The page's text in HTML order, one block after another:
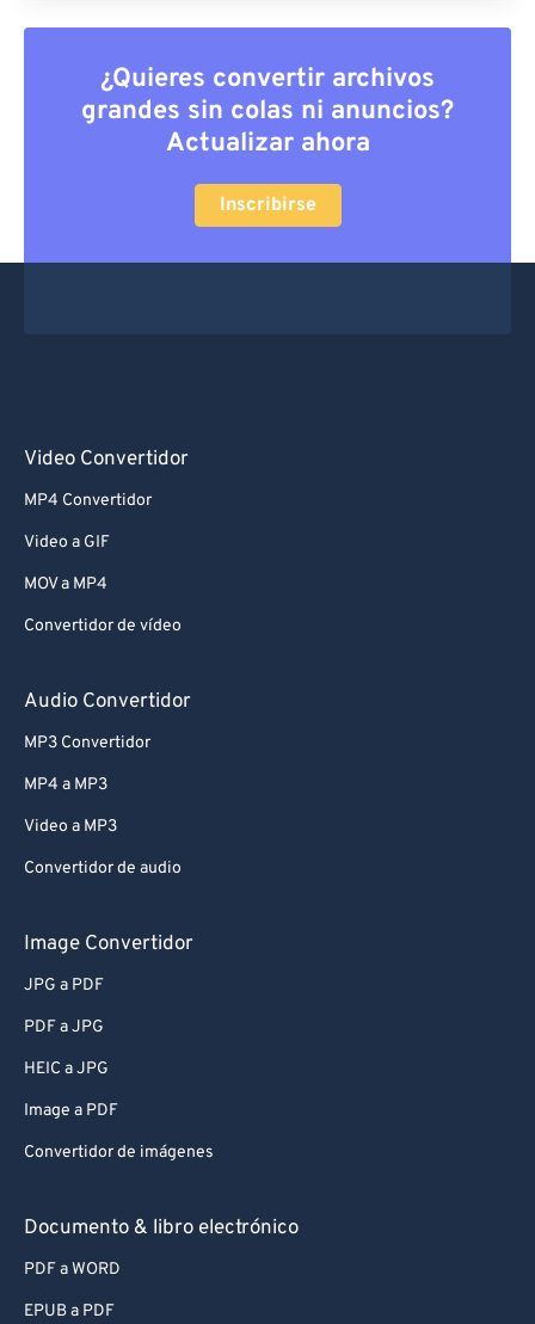
¿Quieres convertir archivos
grandes sin colas ni anuncios?
Actualizar ahora
Inscribirse
Video Convertidor
MP4 Convertidor
Video a GIF
MOV a MP4
Convertidor de vídeo
Audio Convertidor
MP3 Convertidor
MP4 a MP3
Video a MP3
Convertidor de audio
Image Convertidor
JPG a PDF
PDF a JPG
HEIC a JPG
Image a PDF
Convertidor de imágenes
Documento & libro electrónico
PDF a WORD
EPUB a PDF